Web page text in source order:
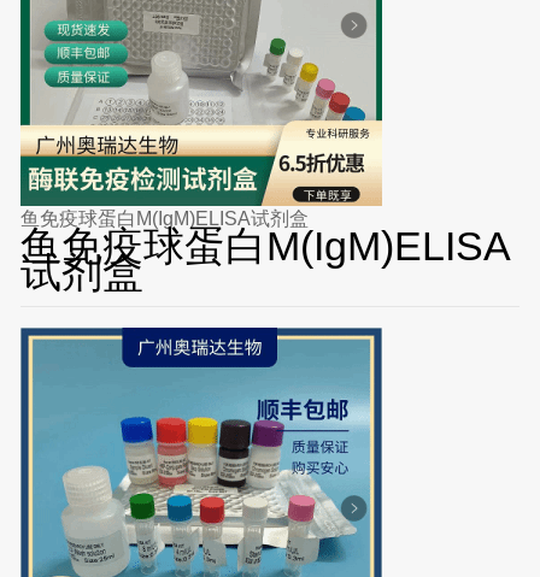
鱼免疫球蛋白M(IgM)ELISA试剂盒
鱼免疫球蛋白M(IgM)ELISA
试剂盒